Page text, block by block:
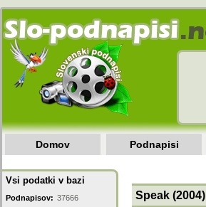
Domov Podnapisi
Vsi podatki v bazi
Podnapisov: 37666 Speak (2004)